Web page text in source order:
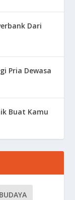
Dari
Pria Dewasa
Buat Kamu
BUDAYA